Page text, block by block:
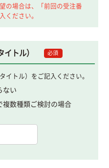
の場合は、「前回の受注番
ください。
トル） 必須
イトル）をご記入ください。
ない
数種類ご検討の場合